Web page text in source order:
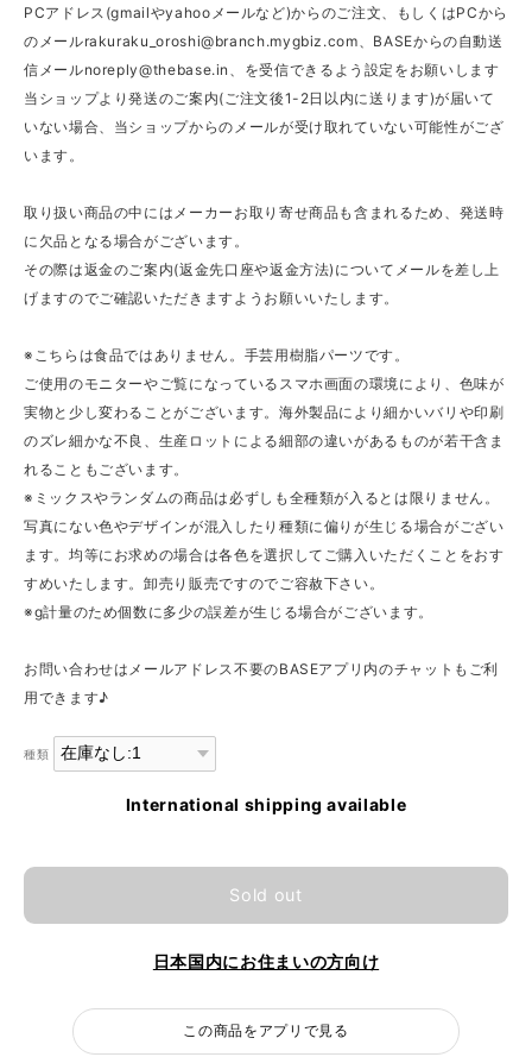
PCアドレス(gmailやyahooメールなど)からのご注文、もしくはPCから
のメールrakuraku_oroshi@branch.mygbiz.com 、BASEからの自動送
信メールnoreply@thebase.in
、を受信できるよう設定をお願いします
当ショップより発送のご案内(ご注文後1-2日以内に送ります)が届いて
いない場合、当ショップからのメールが受け取れていない可能性がござ
います。
取り扱い商品の中にはメーカーお取り寄せ商品も含まれるため、発送時
に欠品となる場合がございます。
その際は返金のご案内(返金先口座や返金方法)についてメールを差し上
げますのでご確認いただきますようお願いいたします。
※こちらは食品ではありません。手芸用樹脂パーツです。
ご使用のモニターやご覧になっているスマホ画面の環境により、色味が
実物と少し変わることがございます。海外製品により細かいバリや印刷
のズレ細かな不良、生産ロットによる細部の違いがあるものが若干含ま
れることもございます。
※ミックスやランダムの商品は必ずしも全種類が入るとは限りません。
写真にない色やデザインが混入したり種類に偏りが生じる場合がござい
ます。均等にお求めの場合は各色を選択してご購入いただくことをおす
すめいたします。卸売り販売ですのでご容赦下さい。
※g計量のため個数に多少の誤差が生じる場合がございます。
お問い合わせはメールアドレス不要のBASEアプリ内のチャットもご利
用できます♪
種類
International shipping available
Sold out
日本国内にお住まいの方向け
この商品をアプリで見る